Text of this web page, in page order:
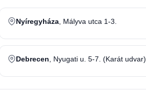
Nyíregyháza , Mályva utca 1-3.
Debrecen , Nyugati u. 5-7. (Karát udvar)